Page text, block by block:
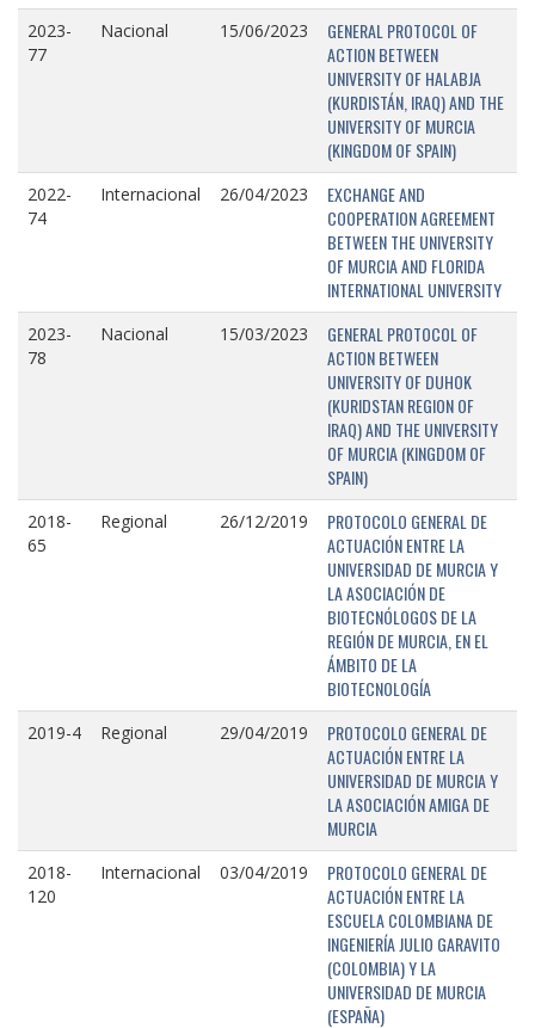
2023-
77
Nacional 15/06/2023
GENERAL PROTOCOL OF
ACTION BETWEEN
UNIVERSITY OF HALABJA
(KURDISTÁN, IRAQ) AND THE
UNIVERSITY OF MURCIA
(KINGDOM OF SPAIN)
2022-
74
Internacional 26/04/2023
EXCHANGE AND
COOPERATION AGREEMENT
BETWEEN THE UNIVERSITY
OF MURCIA AND FLORIDA
INTERNATIONAL UNIVERSITY
2023-
78
Nacional 15/03/2023
GENERAL PROTOCOL OF
ACTION BETWEEN
UNIVERSITY OF DUHOK
(KURIDSTAN REGION OF
IRAQ) AND THE UNIVERSITY
OF MURCIA (KINGDOM OF
SPAIN)
2018-
65
Regional 26/12/2019
PROTOCOLO GENERAL DE
ACTUACIÓN ENTRE LA
UNIVERSIDAD DE MURCIA Y
LA ASOCIACIÓN DE
BIOTECNÓLOGOS DE LA
REGIÓN DE MURCIA, EN EL
ÁMBITO DE LA
BIOTECNOLOGÍA
2019-4 Regional 29/04/2019
PROTOCOLO GENERAL DE
ACTUACIÓN ENTRE LA
UNIVERSIDAD DE MURCIA Y
LA ASOCIACIÓN AMIGA DE
MURCIA
2018-
120
Internacional 03/04/2019
PROTOCOLO GENERAL DE
ACTUACIÓN ENTRE LA
ESCUELA COLOMBIANA DE
INGENIERÍA JULIO GARAVITO
(COLOMBIA) Y LA
UNIVERSIDAD DE MURCIA
(ESPAÑA)